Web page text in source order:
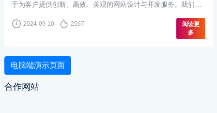
于为客户提供创新、高效、美观的网站设计与开发服务。我们深
2024-09-10 2567
阅读更
多
电脑端演示页面
合作网站